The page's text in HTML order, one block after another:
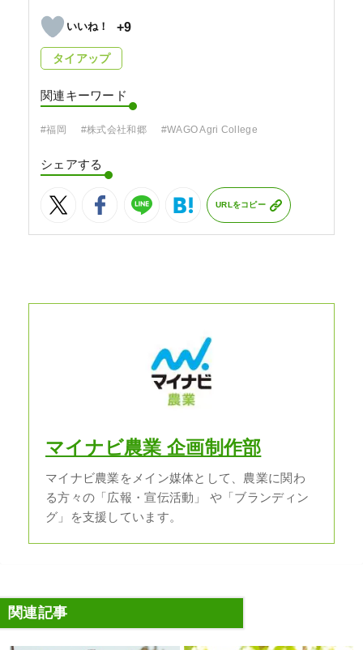
+9
タイアップ
関連キーワード
#福岡 #株式会社和郷 #WAGO Agri College
シェアする
URLをコピー
マイナビ農業 企画制作部
マイナビ農業をメイン媒体として、農業に関わ
る方々の「広報・宣伝活動」 や「ブランディン
グ」を支援しています。
関連記事